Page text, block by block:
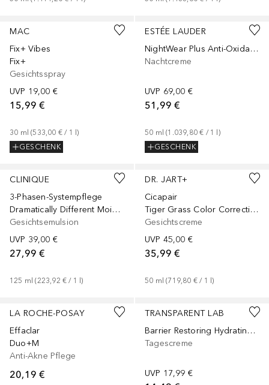
MAC
Fix+ Vibes
Fix+
Gesichtsspray
UVP 19,00 €
15,99 €
30 ml (533,00 € / 1 l)
GESCHENK
1Größe Gesponsert
ESTÉE LAUDER
NightWear Plus Anti-Oxidant Night
Nachtcreme
UVP 69,00 €
51,99 €
50 ml (1.039,80 € / 1 l)
GESCHENK
Gesponsert
CLINIQUE
3-Phasen-Systempflege
Dramatically Different Moisturizing Lotion
Gesichtsemulsion
UVP 39,00 €
27,99 €
125 ml (223,92 € / 1 l)
Größe
DR. JART+
Cicapair
Tiger Grass Color Correcting Treatment
Gesichtscreme
UVP 45,00 €
35,99 €
50 ml (719,80 € / 1 l)
Größen
LA ROCHE-POSAY
Effaclar
Duo+M
Anti-Akne Pflege
20,19 €
TRANSPARENT LAB
Barrier Restoring Hydrating Cream
Tagescreme
UVP 17,99 €